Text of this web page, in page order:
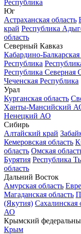
Республика
Юг
Астраханская область
край Республика
область
Северный Кавказ
Кабардино-
Республика
Республика Северная
Чеченская Республика
Урал
Курганская область
Ханты-Мансийский
Ненецкий АО
Сибирь
Алтайский край
Кемеровская область
область Омская
Бурятия Республика
область
Дальний Восток
Амурская область
Магаданская область
(Якутия) Сахалинская
АО
Крымский
Крым